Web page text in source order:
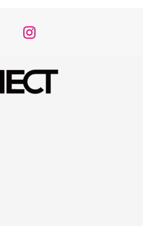
メ
ー
項